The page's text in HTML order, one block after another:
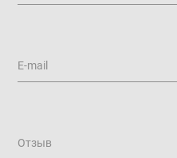
E-mail
Отзыв